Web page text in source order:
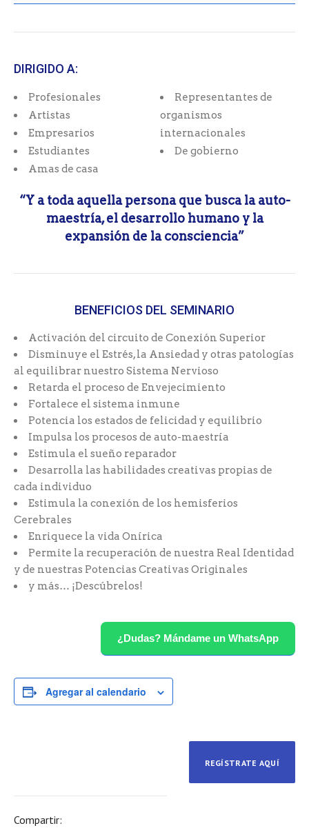
DIRIGIDO A:
Profesionales
Artistas
Empresarios
Estudiantes
Amas de casa
Representantes de
organismos
internacionales
De gobierno
“Y a toda aquella persona que busca la auto-
maestría, el desarrollo humano y la
expansión de la consciencia”
BENEFICIOS DEL SEMINARIO
Activación del circuito de Conexión Superior
Disminuye el Estrés, la Ansiedad y otras patologías
al equilibrar nuestro Sistema Nervioso
Retarda el proceso de Envejecimiento
Fortalece el sistema inmune
Potencia los estados de felicidad y equilibrio
Impulsa los procesos de auto-maestría
Estimula el sueño reparador
Desarrolla las habilidades creativas propias de
cada individuo
Estimula la conexión de los hemisferios
Cerebrales
Enriquece la vida Onírica
Permite la recuperación de nuestra Real Identidad
y de nuestras Potencias Creativas Originales
y más… ¡Descúbrelos!
¿Dudas? Mándame un WhatsApp
Agregar al calendario
REGÍSTRATE AQUÍ
Compartir: